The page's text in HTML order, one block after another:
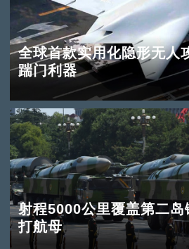
全球首款实用化隐形无人
踹门利器
射程5000公里覆盖第二
打航母